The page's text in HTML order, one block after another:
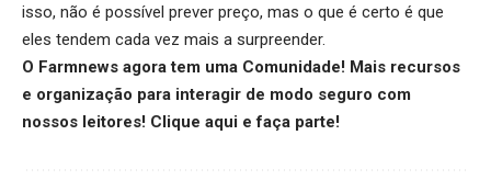
isso, não é possível prever preço, mas o que é certo é que
eles tendem cada vez mais a surpreender.
O Farmnews agora tem uma Comunidade! Mais recursos
e organização para interagir de modo seguro com
nossos leitores! Clique aqui e faça parte!